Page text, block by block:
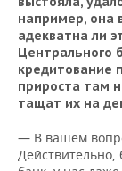
например, она
адекватна ли
Центрального
кредитование
прироста там
тащат их на
— В вашем